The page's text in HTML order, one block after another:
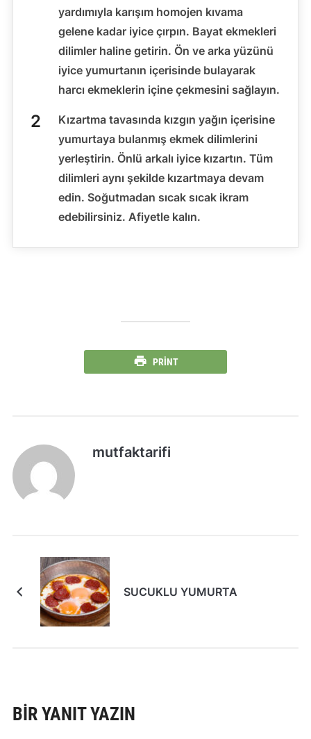
yardımıyla karışım homojen kıvama
gelene kadar iyice çırpın. Bayat ekmekleri
dilimler haline getirin. Ön ve arka yüzünü
iyice yumurtanın içerisinde bulayarak
harcı ekmeklerin içine çekmesini sağlayın.
Kızartma tavasında kızgın yağın içerisine
yumurtaya bulanmış ekmek dilimlerini
yerleştirin. Önlü arkalı iyice kızartın. Tüm
dilimleri aynı şekilde kızartmaya devam
edin. Soğutmadan sıcak sıcak ikram
edebilirsiniz. Afiyetle kalın.
PRINT
mutfaktarifi
SUCUKLU YUMURTA
BIR YANIT YAZIN